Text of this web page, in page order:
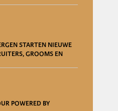
STARTEN NIEUWE
GROOMS EN
POWERED BY